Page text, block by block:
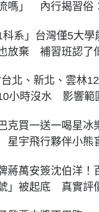
嗎」 內行揭習俗
1科系」台灣僅5大
也放棄 補習班認了
北、新北、雲林
小時沒水 影響範
克買一送一喝星冰
宇飛行夥伴小熊
蔣萬安簽沈伯洋！
」被起底 真實評